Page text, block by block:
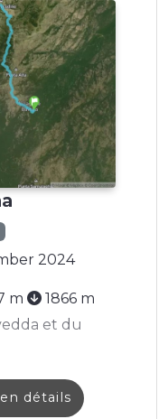
2024
m
1866 m
et du
détails